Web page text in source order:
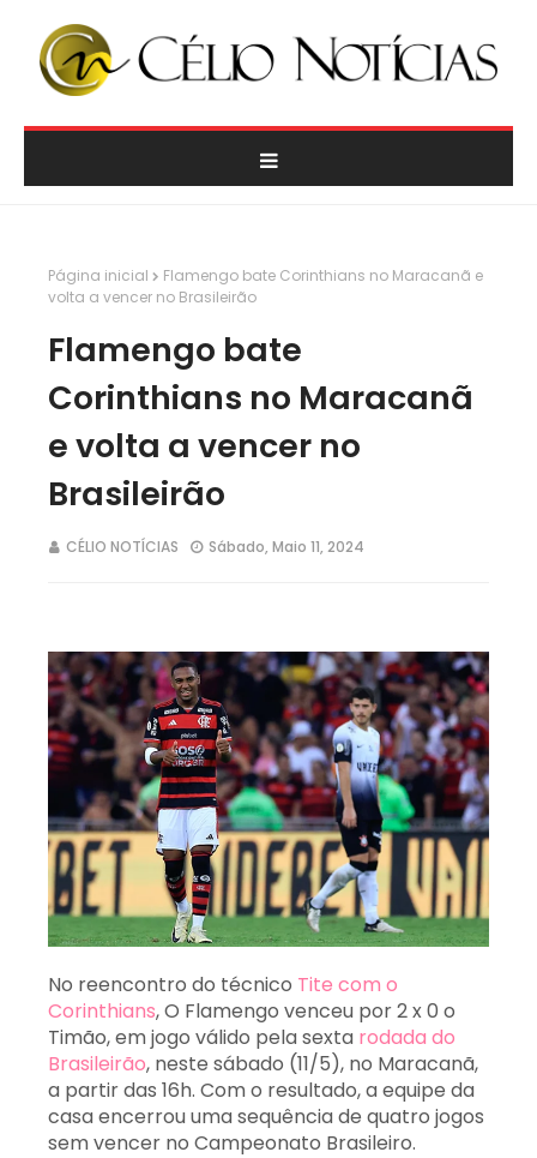
Página inicial
Flamengo bate Corinthians no Maracanã e
volta a vencer no Brasileirão
Flamengo bate
Corinthians no Maracanã
e volta a vencer no
Brasileirão
CÉLIO NOTÍCIAS Sábado, Maio 11, 2024
No reencontro do técnico Tite com o
Corinthians, O Flamengo venceu por 2 x 0 o
Timão, em jogo válido pela sexta rodada do
Brasileirão, neste sábado (11/5), no Maracanã,
a partir das 16h. Com o resultado, a equipe da
casa encerrou uma sequência de quatro jogos
sem vencer no Campeonato Brasileiro.